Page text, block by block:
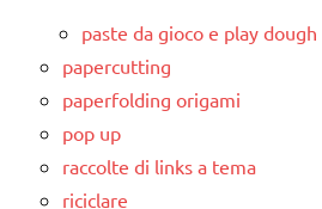
paste da gioco e play dough
papercutting
paperfolding origami
pop up
raccolte di links a tema
riciclare